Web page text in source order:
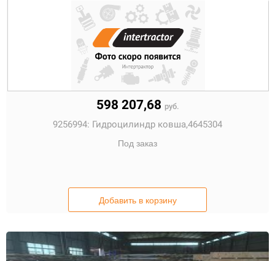
598 207,68 руб.
9256994: Гидроцилиндр ковша,4645304
Под заказ
Добавить в корзину